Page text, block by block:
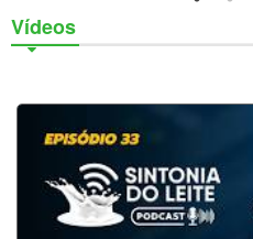
Vídeos
Institucional
Agenda
Anúncios
Vídeos